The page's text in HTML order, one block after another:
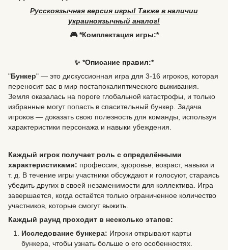
Русскоязычная версия игры! Также в наличии
украиноязычный аналог!
🎮 *Комплектация игры:*
✨ *Описание правил:*
"Бункер" — это дискуссионная игра для 3-16 игроков, которая
переносит вас в мир постапокалиптического выживания.
Земля оказалась на пороге глобальной катастрофы, и только
избранные могут попасть в спасительный бункер. Задача
игроков — доказать свою полезность для команды, используя
характеристики персонажа и навыки убеждения.
Каждый игрок получает роль с определёнными
характеристиками: профессия, здоровье, возраст, навыки и
т. д. В течение игры участники обсуждают и голосуют, стараясь
убедить других в своей незаменимости для коллектива. Игра
завершается, когда остаётся только ограниченное количество
участников, которые смогут выжить.
Каждый раунд проходит в несколько этапов:
Исследование бункера: Игроки открывают карты
бункера, чтобы узнать больше о его особенностях.